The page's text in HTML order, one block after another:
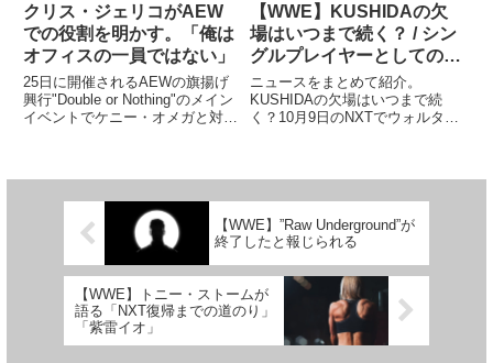
クリス・ジェリコがAEW
での役割を明かす。「俺は
オフィスの一員ではない」
25日に開催されるAEWの旗揚げ
興行"Double or Nothing"のメイン
イベントでケニー・オメガと対戦
ジェリ...
【WWE】KUSHIDAの欠
場はいつまで続く？ / シン
グルプレイヤーとしてのア
スカ＆カイリ・セイン
ニュースをまとめて紹介。
KUSHIDAの欠場はいつまで続
く？10月9日のNXTでウォルター
です。(Wrestling...
【WWE】”Raw Underground”が
終了したと報じられる
【WWE】トニー・ストームが
語る「NXT復帰までの道のり」
「紫雷イオ」